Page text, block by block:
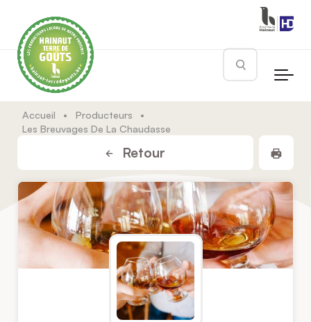
Rechercher
Accueil • Producteurs
•
Les Breuvages De La Chaudasse
Retour